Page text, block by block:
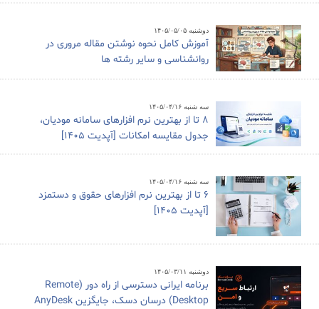
دوشنبه ۱۴۰۵/۰۵/۰۵
آموزش کامل نحوه نوشتن مقاله مروری در
روانشناسی و سایر رشته ها
سه شنبه ۱۴۰۵/۰۴/۱۶
8 تا از بهترین نرم افزارهای سامانه مودیان،
جدول مقایسه امکانات [آپدیت 1405]
سه شنبه ۱۴۰۵/۰۴/۱۶
6 تا از بهترین نرم افزارهای حقوق و دستمزد
[آپدیت 1405]
دوشنبه ۱۴۰۵/۰۳/۱۱
برنامه ایرانی دسترسی از راه دور (Remote
Desktop) درسان دسک، جایگزین AnyDesk